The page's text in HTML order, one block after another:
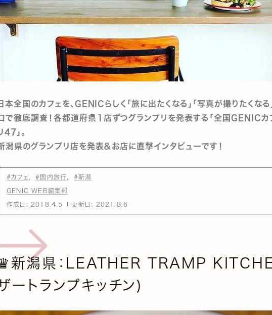
本全国のカフェを、GENICらしく「旅に出たくなる」「写真が撮りたくなる
で徹底調査！各都道府県１店ずつグランプリを発表する「全国GENICカ
47」。
潟県のグランプリ店を発表＆お店に直撃インタビューです！
#カフェ #国内旅行 #新潟
GENIC WEB編集部
作成日: 2018.4.5 更新日: 2021.8.6
新潟県：LEATHER TRAMP
ートランプキッチン)